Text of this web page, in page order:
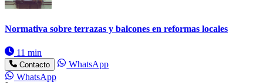
Normativa sobre terrazas y balcones en reformas locales
11 min
Contacto
WhatsApp
WhatsApp